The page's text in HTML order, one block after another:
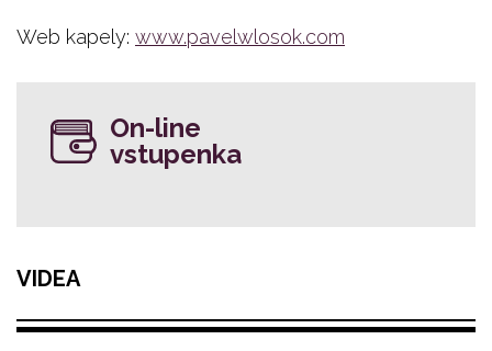
Web kapely: www.pavelwlosok.com
On-line
vstupenka
VIDEA